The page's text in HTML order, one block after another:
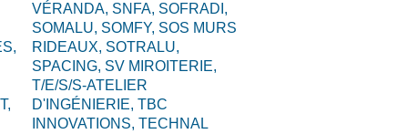
VÉRANDA, SNFA, SOFRADI,
SOMALU, SOMFY, SOS MURS
RIDEAUX, SOTRALU,
SPACING, SV MIROITERIE,
T/E/S/S-ATELIER
D'INGÉNIERIE,TBC
INNOVATIONS,TECHNAL